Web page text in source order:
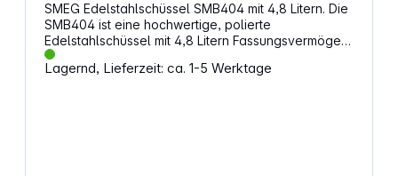
SMEG Edelstahlschüssel SMB404 mit 4,8 Litern. Die
SMB404 ist eine hochwertige, polierte
Edelstahlschüssel mit 4,8 Litern Fassungsvermögen
– perfekt als Ersatz- oder Zusatzschüssel für
kompatible Küchenmaschinen der 50's Style Serie.
Lagernd, Lieferzeit: ca. 1-5 Werktage